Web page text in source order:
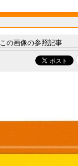
この画像の参照記事